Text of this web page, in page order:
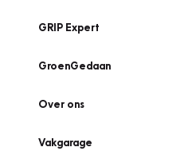
GRIP Expert
GroenGedaan
Over ons
Vakgarage